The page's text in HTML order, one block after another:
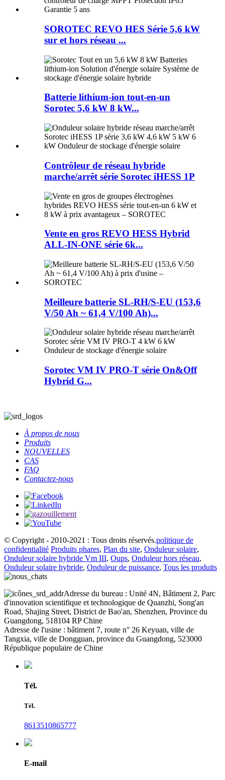
SOROTEC REVO HES Série 5,6 kW
sur et hors réseau ...
Batterie lithium-ion tout-en-un
Sorotec 5,6 kW 8 kW...
Contrôleur de réseau hybride
marche/arrêt série Sorotec iHESS 1P
Vente en gros REVO HESS Hybrid
ALL-IN-ONE série 6k...
Meilleure batterie SL-RH/S-EU (153,6
V/50 Ah ~ 61,4 V/100 Ah)...
Sorotec VM IV PRO-T série On&Off
Hybrid G...
À propos de nous
Produits
NOUVELLES
CAS
FAQ
Contactez-nous
© Copyright - 2010-2021 : Tous droits réservés.politique de
confidentialité Produits phares, Plan du site, Onduleur solaire,
Onduleur solaire hybride Vm III, Oups, Onduleur hors réseau,
Onduleur solaire hybride, Onduleur de puissance, Tous les produits
Adresse du bureau : Unité 4N, Bâtiment 2, Parc
d'innovation scientifique et technologique de Quanzhi, Song'an
Road, Shajing Street, District de Bao'an, Shenzhen, Province du
Guangdong, 518104 RP Chine
Adresse de l'usine : bâtiment 7, route n° 26 Keyuan, ville de
Tangxia, ville de Dongguan, province du Guangdong, 523000
République populaire de Chine
Tél.
Tél.
8613510865777
E-mail